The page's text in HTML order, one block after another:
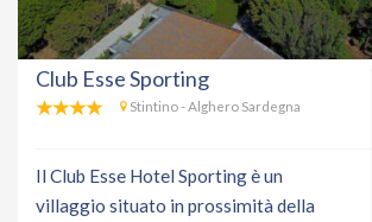
Club Esse Sporting
Stintino - Alghero Sardegna
Il Club Esse Hotel Sporting è un
villaggio situato in prossimità della